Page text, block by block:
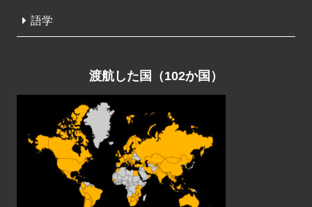
語学
渡航した国（102か国）